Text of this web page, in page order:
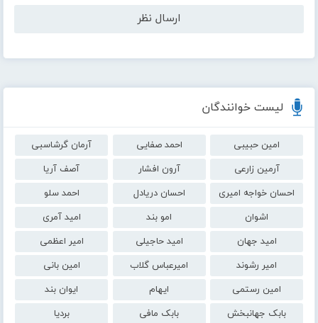
لیست خوانندگان
امین حبیبی احمد صفایی
آرمان گرشاسبی
آرمین زارعی
آرون افشار
آصف آریا
احسان خواجه امیری
احسان دریادل
احمد سلو
اشوان
امو بند
امید آمری
امید جهان
امید حاجیلی
امیر اعظمی
امیر رشوند
امیرعباس گلاب
امین بانی
امین رستمی
ایهام
ایوان بند
بابک جهانبخش
بابک مافی
بردیا